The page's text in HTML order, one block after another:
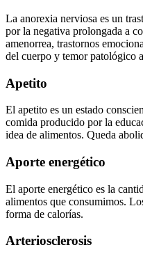
La anorexia nerviosa es un
por la negativa prolongada a
amenorrea, trastornos
del cuerpo y temor patológico
Apetito
El apetito es un estado
comida producido por la
idea de alimentos. Queda
Aporte energético
El aporte energético es la
alimentos que consumimos.
forma de calorías.
Arteriosclerosis